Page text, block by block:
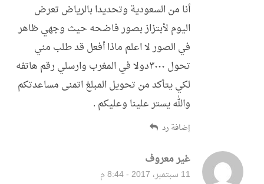
أنا من السعودية وتحديدا بالرياض تعرض
اليوم لأبتزاز بصور فاضحه حيث وجهي ظاهر
في الصور لا اعلم ماذا أفعل قد طلب مني
تحول ٣٠٠٠دولا في المغرب وارسلي رقم هاتفه
لكي يتأكد من تحويل المبلغ اتمنى مساعدتكم
والله يستر علينا وعليكم .
غير معروفقال:
11 سبتمبر، 2017 - 8:44 م